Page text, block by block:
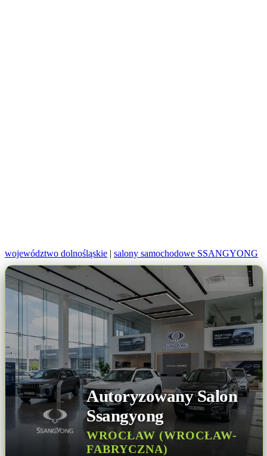
województwo dolnośląskie | salony samochodowe SSANGYONG
Autoryzowany Salon
Ssangyong
WROCŁAW (WROCŁAW-
FABRYCZNA)
Dane ogólne